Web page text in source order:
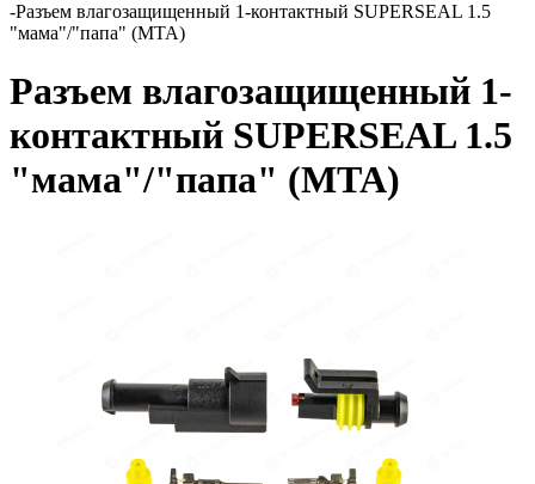
-Разъем влагозащищенный 1-контактный SUPERSEAL 1.5
"мама"/"папа" (MTA)
Разъем влагозащищенный 1-
контактный SUPERSEAL 1.5
"мама"/"папа" (MTA)